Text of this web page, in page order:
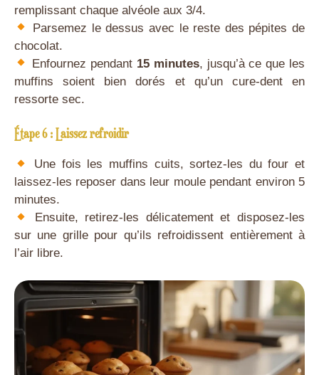
remplissant chaque alvéole aux 3/4.
Parsemez le dessus avec le reste des pépites de
chocolat.
Enfournez pendant 15 minutes, jusqu’à ce que les
muffins soient bien dorés et qu’un cure-dent en
ressorte sec.
Étape 6 : Laissez refroidir
Une fois les muffins cuits, sortez-les du four et
laissez-les reposer dans leur moule pendant environ 5
minutes.
Ensuite, retirez-les délicatement et disposez-les
sur une grille pour qu’ils refroidissent entièrement à
l’air libre.